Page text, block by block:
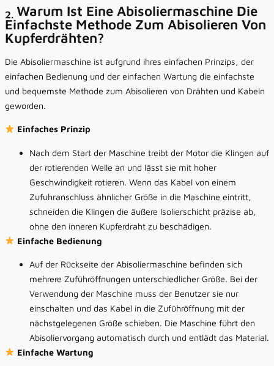
2. Warum Ist Eine Abisoliermaschine Die
Einfachste Methode Zum Abisolieren Von
Kupferdrähten?
Die Abisoliermaschine ist aufgrund ihres einfachen Prinzips, der
einfachen Bedienung und der einfachen Wartung die einfachste
und bequemste Methode zum Abisolieren von Drähten und Kabeln
geworden.
Einfaches Prinzip
Nach dem Start der Maschine treibt der Motor die Klingen auf
der rotierenden Welle an und lässt sie mit hoher
Geschwindigkeit rotieren. Wenn das Kabel von einem
Zufuhranschluss ähnlicher Größe in die Maschine eintritt,
schneiden die Klingen die äußere Isolierschicht präzise ab,
ohne den inneren Kupferdraht zu beschädigen.
Einfache Bedienung
Auf der Rückseite der Abisoliermaschine befinden sich
mehrere Zuführöffnungen unterschiedlicher Größe. Bei der
Verwendung der Maschine muss der Benutzer sie nur
einschalten und das Kabel in die Zuführöffnung mit der
nächstgelegenen Größe schieben. Die Maschine führt den
Abisoliervorgang automatisch durch und entlädt das Material.
Einfache Wartung